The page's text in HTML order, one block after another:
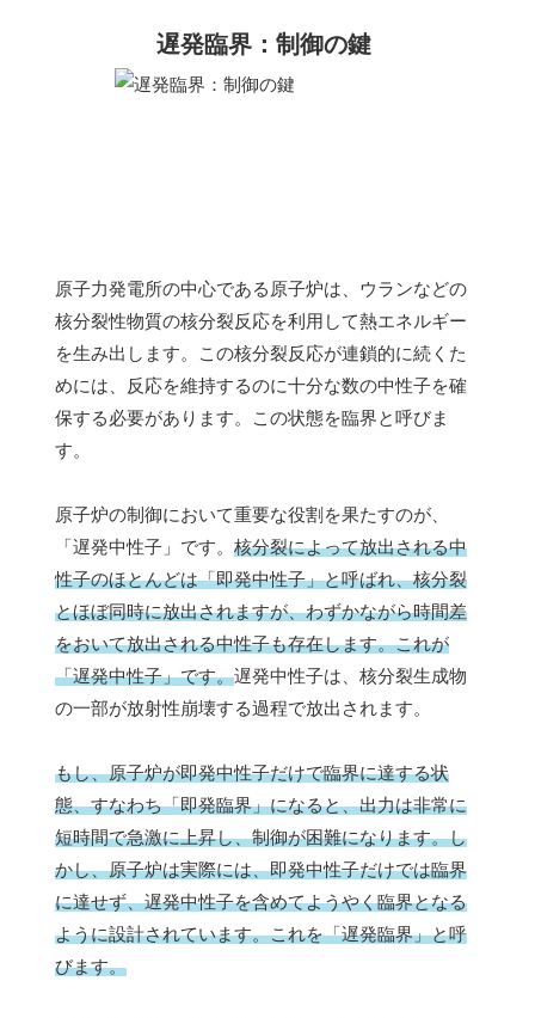
遅発臨界：制御の鍵
原子力発電所の中心である原子炉は、ウランなどの
核分裂性物質の核分裂反応を利用して熱エネルギー
を生み出します。この核分裂反応が連鎖的に続くた
めには、反応を維持するのに十分な数の中性子を確
保する必要があります。この状態を臨界と呼びま
す。
原子炉の制御において重要な役割を果たすのが、
「遅発中性子」です。 核分裂によって放出される中
性子のほとんどは「即発中性子」と呼ばれ、核分裂
とほぼ同時に放出されますが、わずかながら時間差
をおいて放出される中性子も存在します。これが
「遅発中性子」です。遅発中性子は、核分裂生成物
の一部が放射性崩壊する過程で放出されます。
もし、原子炉が即発中性子だけで臨界に達する状
態、すなわち「即発臨界」になると、出力は非常に
短時間で急激に上昇し、制御が困難になります。し
かし、原子炉は実際には、即発中性子だけでは臨界
に達せず、遅発中性子を含めてようやく臨界となる
ように設計されています。これを「遅発臨界」と呼
びます。